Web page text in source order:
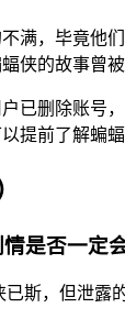
满，毕竟他
侠的故事曾被
已删除账号
提前了解蝙蝠
是否一定
斯，但泄露